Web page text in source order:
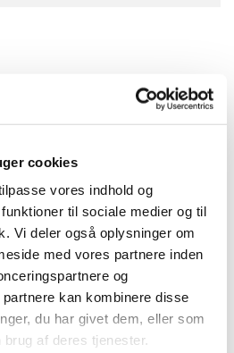
cookies
vores indhold og
til sociale medier og til
Vi deler også oplysninger om
med vores partnere inden
og
kan kombinere disse
du har givet dem, eller som
af deres tjenester.